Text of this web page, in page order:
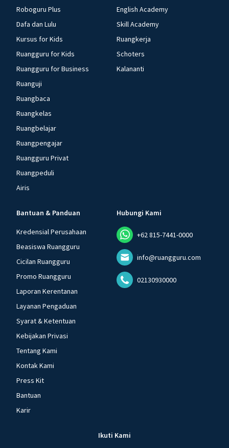
Roboguru Plus
Dafa dan Lulu
Kursus for Kids
Ruangguru for Kids
Ruangguru for Business
Ruanguji
Ruangbaca
Ruangkelas
Ruangbelajar
Ruangpengajar
Ruangguru Privat
Ruangpeduli
Airis
English Academy
Skill Academy
Ruangkerja
Schoters
Kalananti
Bantuan & Panduan
Kredensial Perusahaan
Beasiswa Ruangguru
Cicilan Ruangguru
Promo Ruangguru
Laporan Kerentanan
Layanan Pengaduan
Syarat & Ketentuan
Kebijakan Privasi
Tentang Kami
Kontak Kami
Press Kit
Bantuan
Karir
Hubungi Kami
+62 815-7441-0000
info@ruangguru.com
02130930000
Ikuti Kami